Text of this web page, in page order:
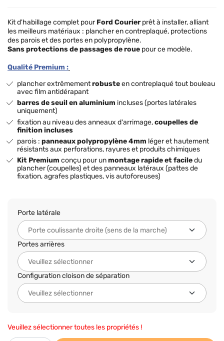
Kit d'habillage complet pourFord Courierprêt à installer, alliant
les meilleurs matériaux : plancher en contreplaqué, protections
des parois et des portes en polypropylène.
Sans protections de passages de roue pour ce modèle.
Qualité Premium :
plancher extrêmementrobusteen contreplaqué tout bouleau
avec film antidérapant
barres de seuil en aluminium incluses (portes latérales
uniquement)
fixation au niveau des anneaux d'arrimage,coupelles de
finition incluses
parois :panneaux polypropylène 4mm léger et hautement
résistants aux perforations, rayures et produits chimiques
Kit Premium conçu pour unmontage rapide et faciledu
plancher (coupelles) et des panneaux latéraux (pattes de
fixation, agrafes plastiques, vis autoforeuses)
Porte latérale
Portes arrières
Configuration cloison de séparation
Veuillez sélectionner toutes les propriétés !